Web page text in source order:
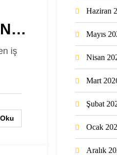
iş
Haziran
Mayıs
Nisan
Mart
Şubat
Ocak
Aralık